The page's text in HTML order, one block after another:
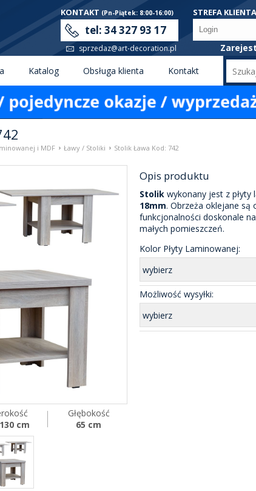
KONTAKT (Pn-Piątek: 8:00-16:00)
tel: 34 327 93 17
sprzedaz@art-decoration.pl
STREFA KLIENTA
Katalog Obsługa klienta Kontakt
i MDF › Ławy / Stoliki › Stolik Ława Kod: 742
cm
Głębokość
65 cm
Opis produktu
Stolikwykonany jest z płyty
18mm. Obrzeża oklejane są
funkcjonalności doskonale
małych pomieszczeń.
Kolor Płyty Laminowanej:
wybierz
Możliwość wysyłki:
wybierz